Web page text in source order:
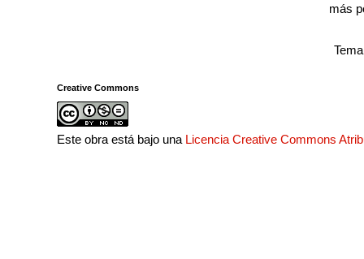
más
Creative Commons
Este obra está bajo una Licencia Creative Commons